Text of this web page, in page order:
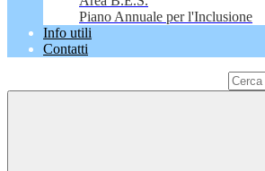
Piano Annuale per l'Inclusione
Info utili
Contatti